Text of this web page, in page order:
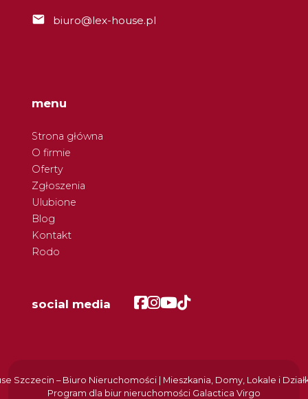
biuro@lex-house.pl
menu
Strona główna
O firmie
Oferty
Zgłoszenia
Ulubione
Blog
Kontakt
Rodo
social media Facebook
Facebook
Facebook
Facebook
Szczecin – Biuro Nieruchomości | Mieszkania, Domy, Lokale i
Program dla biur nieruchomości Galactica Virgo